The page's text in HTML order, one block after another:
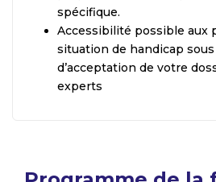
spécifique.
Accessibilité possible aux
situation de handicap
d’acceptation de votre
experts